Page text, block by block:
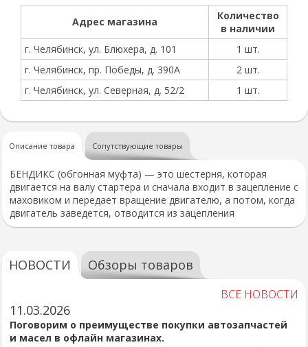
Адрес магазина
Количество
в наличии
г. Челябинск, ул. Блюхера, д. 101
1 шт.
г. Челябинск, пр. Победы, д. 390А
2 шт.
г. Челябинск, ул. Северная, д. 52/2
1 шт.
Описание товара Сопутствующие товары
БЕНДИКС (обгонная муфта) — это шестерня, которая
двигается на валу стартера и сначала входит в зацепление с
маховиком и передает вращение двигателю, а потом, когда
двигатель заведется, отводится из зацепления
НОВОСТИ Обзоры товаров
ВСЕ НОВОСТИ
11.03.2026
Поговорим о преимуществе покупки автозапчастей
и масел в офлайн магазинах.